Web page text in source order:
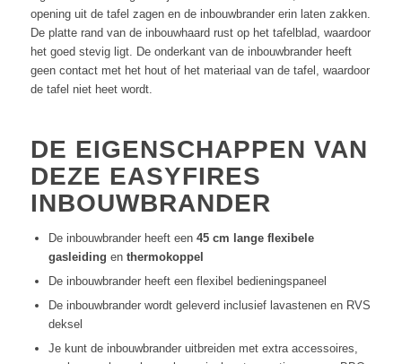
opening uit de tafel zagen en de inbouwbrander erin laten zakken.
De platte rand van de inbouwhaard rust op het tafelblad, waardoor
het goed stevig ligt. De onderkant van de inbouwbrander heeft
geen contact met het hout of het materiaal van de tafel, waardoor
de tafel niet heet wordt.
DE EIGENSCHAPPEN VAN
DEZE EASYFIRES
INBOUWBRANDER
De inbouwbrander heeft een 45 cm lange flexibele
gasleiding en thermokoppel
De inbouwbrander heeft een flexibel bedieningspaneel
De inbouwbrander wordt geleverd inclusief lavastenen en RVS
deksel
Je kunt de inbouwbrander uitbreiden met extra accessoires,